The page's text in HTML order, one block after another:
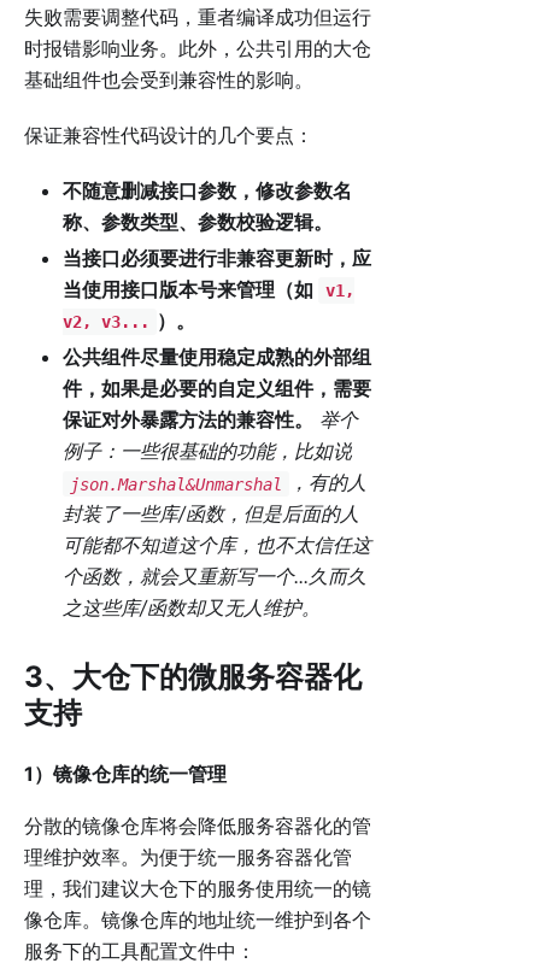
失败需要调整代码，重者编译成功但运行
时报错影响业务。此外，公共引用的大仓
基础组件也会受到兼容性的影响。
保证兼容性代码设计的几个要点：
不随意删减接口参数，修改参数名
称、参数类型、参数校验逻辑。
当接口必须要进行非兼容更新时，应
当使用接口版本号来管理（如
v1,
v2, v3...
）。
公共组件尽量使用稳定成熟的外部组
件，如果是必要的自定义组件，需要
保证对外暴露方法的兼容性。
举个
例子：一些很基础的功能，比如说
json.Marshal&Unmarshal
，有的人
封装了一些库/函数，但是后面的人
可能都不知道这个库，也不太信任这
个函数，就会又重新写一个...久而久
之这些库/函数却又无人维护。
3、大仓下的微服务容器化
支持
1）镜像仓库的统一管理
分散的镜像仓库将会降低服务容器化的管
理维护效率。为便于统一服务容器化管
理，我们建议大仓下的服务使用统一的镜
像仓库。镜像仓库的地址统一维护到各个
服务下的工具配置文件中：